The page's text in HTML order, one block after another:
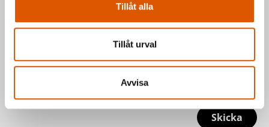
Tillåt alla
Tillåt urval
Avvisa
Skicka